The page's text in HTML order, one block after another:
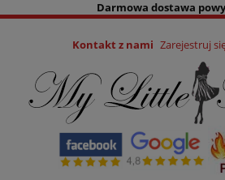
Darmowa dostawa
Kontakt z nami Zarejestruj